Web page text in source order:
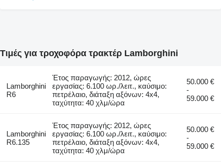
Τιμές για τροχοφόρα τρακτέρ Lamborghini
Lamborghini
R6
Έτος παραγωγής: 2012, ώρες
εργασίας: 6.100 ωρ./λειτ., καύσιμο:
πετρέλαιο, διάταξη αξόνων: 4x4,
ταχύτητα: 40 χλμ/ώρα
50.000 €
-
59.000 €
Lamborghini
R6.135
Έτος παραγωγής: 2012, ώρες
εργασίας: 6.100 ωρ./λειτ., καύσιμο:
πετρέλαιο, διάταξη αξόνων: 4x4,
ταχύτητα: 40 χλμ/ώρα
50.000 €
-
59.000 €